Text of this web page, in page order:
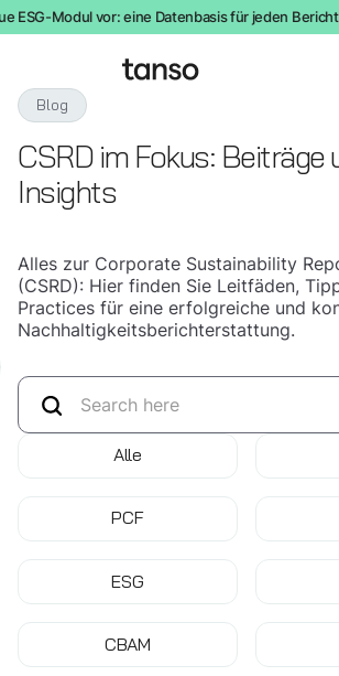
ESG-Modul vor: eine Datenbasis für jeden
Blog
CSRD im Fokus: Beiträge
Insights
Alles zur Corporate Sustainability
(CSRD): Hier finden Sie Leitfäden,
Practices für eine erfolgreiche und
Nachhaltigkeitsberichterstattung.
Alle
PCF
ESG
CBAM